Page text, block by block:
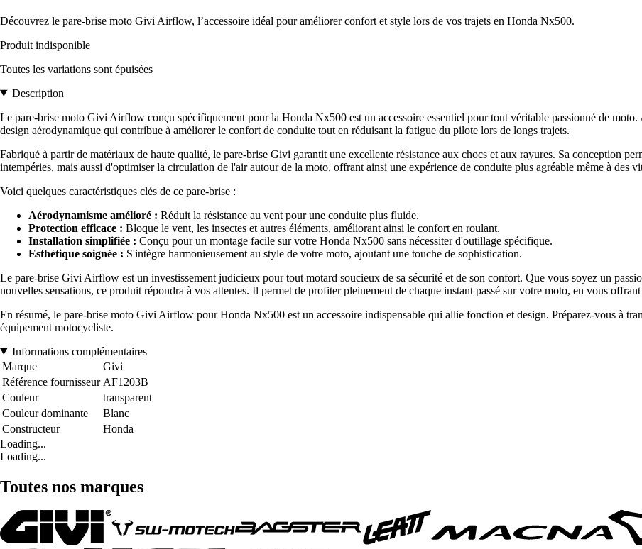
Découvrez le pare-brise moto Givi Airflow, l’accessoire idéal pour améliorer confort et style lors de vos trajets en Honda Nx500.
Produit indisponible
Toutes les variations sont épuisées
Description
Le pare-brise moto Givi Airflow conçu spécifiquement pour la Honda Nx500 est un accessoire essentiel pour tout véritable passionné de
design aérodynamique qui contribue à améliorer le confort de conduite tout en réduisant la fatigue du pilote lors de longs trajets.
Fabriqué à partir de matériaux de haute qualité, le pare-brise Givi garantit une excellente résistance aux chocs et aux rayures. Sa conception
intempéries, mais aussi d'optimiser la circulation de l'air autour de la moto, offrant ainsi une expérience de conduite plus agréable même à des
Voici quelques caractéristiques clés de ce pare-brise :
Aérodynamisme amélioré : Réduit la résistance au vent pour une conduite plus fluide.
Protection efficace : Bloque le vent, les insectes et autres éléments, améliorant ainsi le confort en roulant.
Installation simplifiée : Conçu pour un montage facile sur votre Honda Nx500 sans nécessiter d'outillage spécifique.
Esthétique soignée : S'intègre harmonieusement au style de votre moto, ajoutant une touche de sophistication.
Le pare-brise Givi Airflow est un investissement judicieux pour tout motard soucieux de sa sécurité et de son confort. Que vous soyez un
nouvelles sensations, ce produit répondra à vos attentes. Il permet de profiter pleinement de chaque instant passé sur votre moto, en vous
En résumé, le pare-brise moto Givi Airflow pour Honda Nx500 est un accessoire indispensable qui allie fonction et design. Préparez-vous à
équipement motocycliste.
Informations complémentaires
Marque
Givi
Référence fournisseur AF1203B
Couleur
transparent
Couleur dominante
Blanc
Constructeur
Honda
Loading...
Loading...
Toutes nos marques